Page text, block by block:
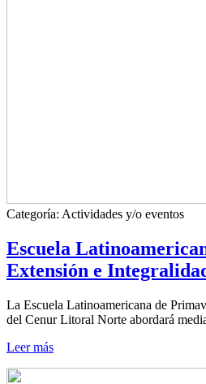
Categoría: Actividades y/o eventos
Escuela
Extensión e
La Escuela Latinoamericana de
del Cenur Litoral Norte abordará
Leer más